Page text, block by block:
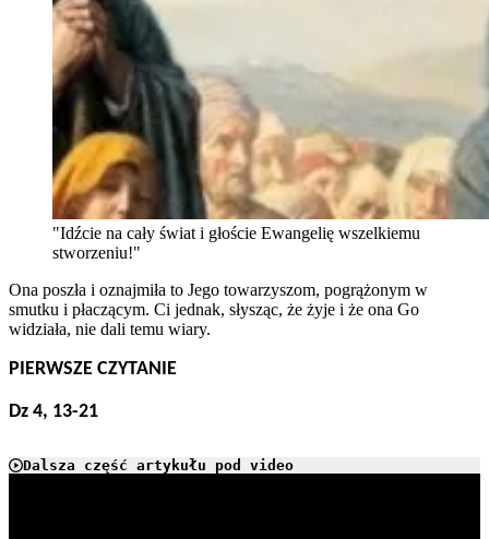
"Idźcie na cały świat i głoście Ewangelię wszelkiemu
stworzeniu!"
Ona poszła i oznajmiła to Jego towarzyszom, pogrążonym w
smutku i płaczącym. Ci jednak, słysząc, że żyje i że ona Go
widziała, nie dali temu wiary.
PIERWSZE CZYTANIE
Dz 4, 13-21
Dalsza część artykułu pod video